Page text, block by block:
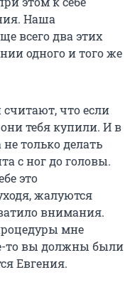
Наша
всего два этих
одного и того же
что если
тебя купили. И в
только делать
с ног до головы.
это
жалуются
внимания.
мне
то вы должны были
Евгения.